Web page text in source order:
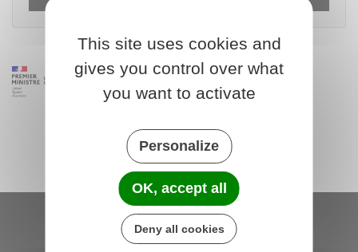
Saint-Michel-de-Plélan
This site uses cookies and
gives you control over what
you want to activate
Personalize
OK, accept all
Deny all cookies